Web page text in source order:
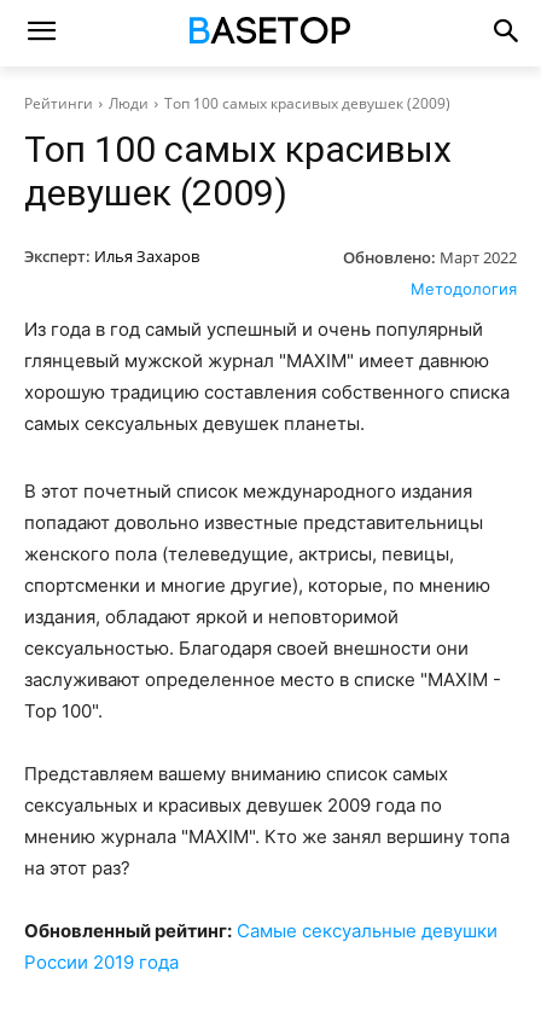
Рейтинги Люди Топ 100 самых красивых девушек (2009)
Топ 100 самых красивых
девушек (2009)
Эксперт: Илья Захаров Обновлено: Март 2022
Методология
Из года в год самый успешный и очень популярный
глянцевый мужской журнал "MAXIM" имеет давнюю
хорошую традицию составления собственного списка
самых сексуальных девушек планеты.
В этот почетный список международного издания
попадают довольно известные представительницы
женского пола (телеведущие, актрисы, певицы,
спортсменки и многие другие), которые, по мнению
издания, обладают яркой и неповторимой
сексуальностью. Благодаря своей внешности они
заслуживают определенное место в списке "MAXIM -
Top 100".
Представляем вашему вниманию список самых
сексуальных и красивых девушек 2009 года по
мнению журнала "MAXIM". Кто же занял вершину топа
на этот раз?
Обновленный рейтинг: Самые сексуальные девушки
России 2019 года